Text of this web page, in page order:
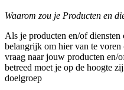
Waarom zou je Producten en
Als je producten en/of
belangrijk om hier van te voren
vraag naar jouw producten en/
betreed moet je op de hoogte
doelgroep